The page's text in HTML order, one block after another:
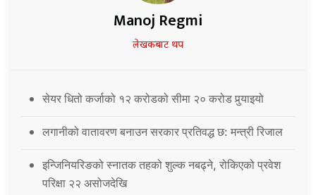
Manoj Regmi
लेखकबाट थप
सेयर धितो कर्जाको १२ करोडको सीमा २० करोड पुर्‍याइयो
लगानीको वातावरण बनाउन सरकार प्रतिवद्ध छ: मन्त्री रिजाल
इन्जिनियरिङको स्नातक तहको शुल्क नबढ्ने, रोकिएको प्रवेश
परिक्षा २२ असोजदेखि